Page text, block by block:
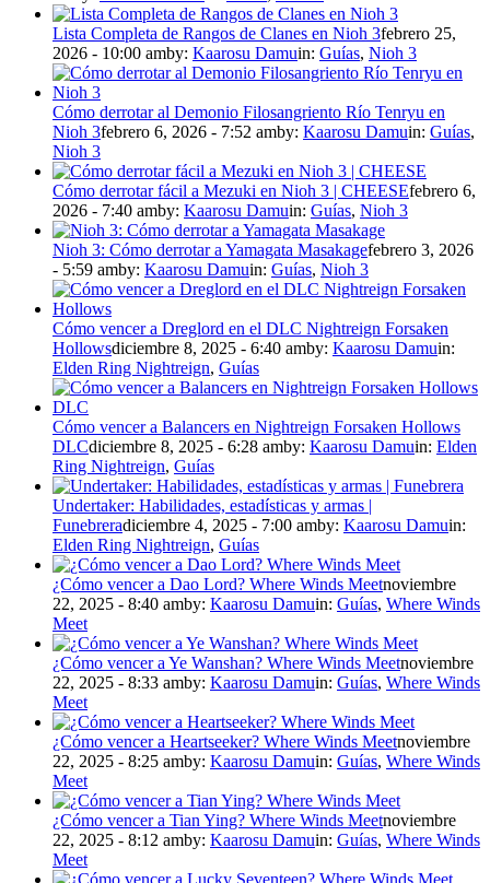
Lista Completa de Rangos de Clanes en Nioh 3febrero 25,
2026 - 10:00 amby: Kaarosu Damuin: Guías, Nioh 3
Cómo derrotar al Demonio Filosangriento Río Tenryu en
Nioh 3febrero 6, 2026 - 7:52 amby: Kaarosu Damuin: Guías,
Nioh 3
Cómo derrotar fácil a Mezuki en Nioh 3 | CHEESEfebrero 6,
2026 - 7:40 amby: Kaarosu Damuin: Guías, Nioh 3
Nioh 3: Cómo derrotar a Yamagata Masakagefebrero 3, 2026
- 5:59 amby: Kaarosu Damuin: Guías, Nioh 3
Cómo vencer a Dreglord en el DLC Nightreign Forsaken
Hollowsdiciembre 8, 2025 - 6:40 amby: Kaarosu Damuin:
Elden Ring Nightreign, Guías
Cómo vencer a Balancers en Nightreign Forsaken Hollows
DLCdiciembre 8, 2025 - 6:28 amby: Kaarosu Damuin: Elden
Ring Nightreign, Guías
Undertaker: Habilidades, estadísticas y armas |
Funebreradiciembre 4, 2025 - 7:00 amby: Kaarosu Damuin:
Elden Ring Nightreign, Guías
¿Cómo vencer a Dao Lord? Where Winds Meetnoviembre
22, 2025 - 8:40 amby: Kaarosu Damuin: Guías, Where Winds
Meet
¿Cómo vencer a Ye Wanshan? Where Winds Meetnoviembre
22, 2025 - 8:33 amby: Kaarosu Damuin: Guías, Where Winds
Meet
¿Cómo vencer a Heartseeker? Where Winds Meetnoviembre
22, 2025 - 8:25 amby: Kaarosu Damuin: Guías, Where Winds
Meet
¿Cómo vencer a Tian Ying? Where Winds Meetnoviembre
22, 2025 - 8:12 amby: Kaarosu Damuin: Guías, Where Winds
Meet